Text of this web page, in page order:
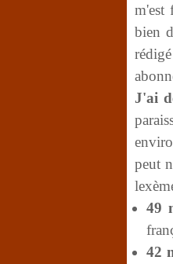
m'est
bien
J'ai
peut
49
42